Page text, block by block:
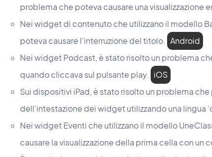
problema che poteva causare una visualizzazione
Nei widget di contenuto che utilizzano il modello
poteva causare l'interruzione del titolo. Android
Nei widget Podcast, è stato risolto un problema
quando cliccava sul pulsante play. iOS
Sui dispositivi iPad, è stato risolto un problema
dell'intestazione dei widget utilizzando una lingua
Nei widget Eventi che utilizzano il modello
causare la visualizzazione della prima cella con un